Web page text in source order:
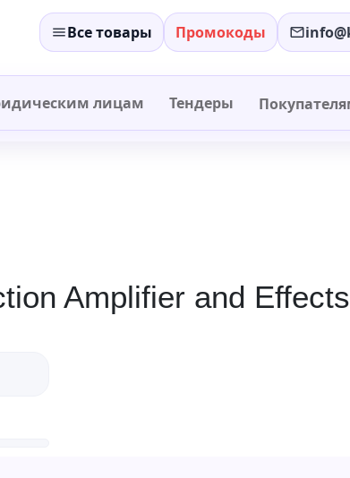
Все товары Промокоды
лицам Тендеры
Amplifier and
− +